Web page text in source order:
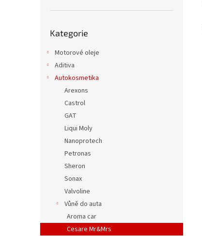
kategorie
Kategorie
Motorové oleje
Aditiva
Autokosmetika
Arexons
Castrol
GAT
Liqui Moly
Nanoprotech
Petronas
Sheron
Sonax
Valvoline
Vůně do auta
Aroma car
Cesare Mr&Mrs